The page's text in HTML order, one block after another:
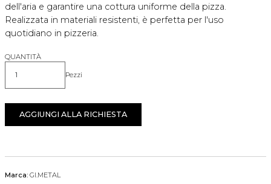
dell'aria e garantire una cottura uniforme della pizza.
Realizzata in materiali resistenti, è perfetta per l'uso
quotidiano in pizzeria.
QUANTITÀ
Quantità Pezzi
AGGIUNGI ALLA RICHIESTA
Marca: GI.METAL